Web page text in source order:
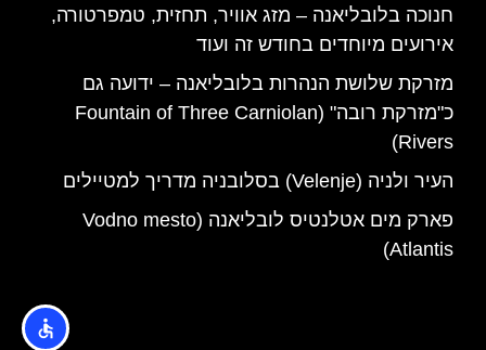
חנוכה בלובליאנה – מזג אוויר, תחזית, טמפרטורה,
אירועים מיוחדים בחודש זה ועוד
מזרקת שלושת הנהרות בלובליאנה – ידועה גם
כ"מזרקת רובה" (Fountain of Three Carniolan
Rivers)
העיר ולניה (Velenje) בסלובניה מדריך למטיילים
פארק מים אטלנטיס לובליאנה (Vodno mesto
Atlantis)